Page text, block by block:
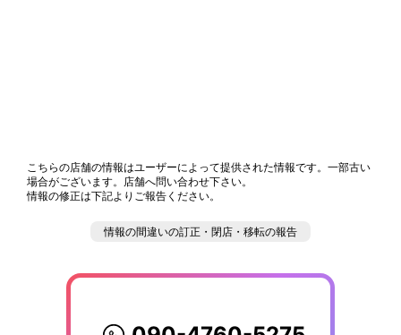
こちらの店舗の情報はユーザーによって提供された情報です。一部古い
場合がございます。店舗へ問い合わせ下さい。
情報の修正は下記よりご報告ください。
情報の間違いの訂正・閉店・移転の報告